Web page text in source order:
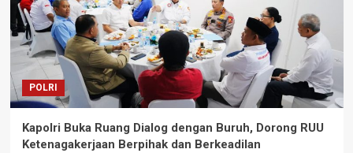
POLRI
Kapolri Buka Ruang Dialog dengan Buruh, Dorong RUU
Ketenagakerjaan Berpihak dan Berkeadilan